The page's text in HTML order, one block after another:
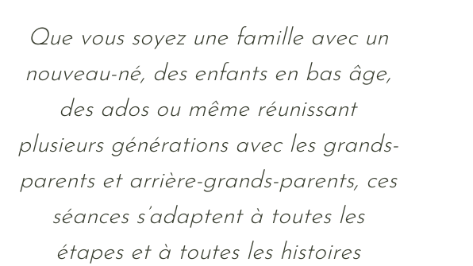
Que vous soyez une famille avec un
nouveau-né, des enfants en bas âge,
des ados ou même réunissant
plusieurs générations avec les grands-
parents et arrière-grands-parents, ces
séances s’adaptent à toutes les
étapes et à toutes les histoires